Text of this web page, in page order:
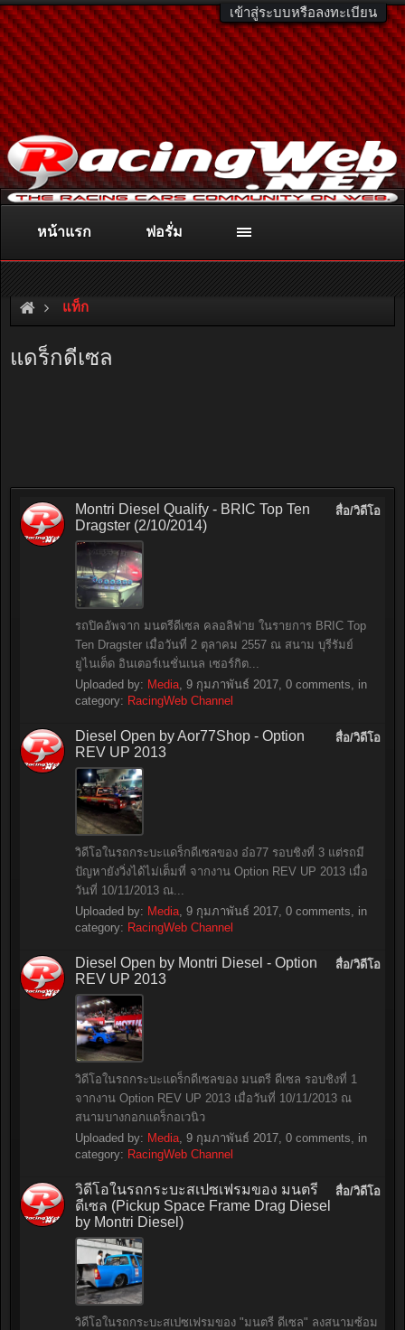
เข้าสู่ระบบหรือลงทะเบียน
ติดต่อลงโฆษณา racingweb@gmail.comหรือโทร. 081-811-1138
หรืออ่านรายละเอียดเพิ่มเติม คลิกที่นี่
แท็ก
แดร็กดีเซล
สื่อ/วิดีโอ
Montri Diesel Qualify - BRIC Top Ten
Dragster (2/10/2014)
รถปิคอัพจาก มนตรีดีเซล คลอลิฟาย ในรายการ BRIC Top
Ten Dragster เมื่อวันที่ 2 ตุลาคม 2557 ณ สนาม บุรีรัมย์
ยูไนเต็ด อินเตอร์เนชั่นเนล เซอร์กิต...
Uploaded by: Media, 9 กุมภาพันธ์ 2017, 0 comments, in
category: RacingWeb Channel
สื่อ/วิดีโอ
Diesel Open by Aor77Shop - Option
REV UP 2013
วิดีโอในรถกระบะแดร็กดีเซลของ อ๋อ77 รอบชิงที่ 3 แต่รถมี
ปัญหายังวิ่งได้ไม่เต็มที่ จากงาน Option REV UP 2013 เมื่อ
วันที่ 10/11/2013 ณ...
Uploaded by: Media, 9 กุมภาพันธ์ 2017, 0 comments, in
category: RacingWeb Channel
สื่อ/วิดีโอ
Diesel Open by Montri Diesel - Option
REV UP 2013
วิดีโอในรถกระบะแดร็กดีเซลของ มนตรี ดีเซล รอบชิงที่ 1
จากงาน Option REV UP 2013 เมื่อวันที่ 10/11/2013 ณ
สนามบางกอกแดร็กอเวนิว
Uploaded by: Media, 9 กุมภาพันธ์ 2017, 0 comments, in
category: RacingWeb Channel
สื่อ/วิดีโอ
วิดีโอในรถกระบะสเปซเฟรมของ มนตรี
ดีเซล (Pickup Space Frame Drag Diesel
by Montri Diesel)
วิดีโอในรถกระบะสเปซเฟรมของ "มนตรี ดีเซล" ลงสนามซ้อม
หน้าแรก ฟอรั่ม